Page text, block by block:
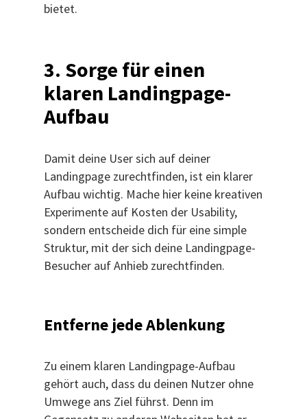
bietet.
3. Sorge für einen
klaren Landingpage-
Aufbau
Damit deine User sich auf deiner
Landingpage zurechtfinden, ist ein klarer
Aufbau wichtig. Mache hier keine kreativen
Experimente auf Kosten der Usability,
sondern entscheide dich für eine simple
Struktur, mit der sich deine Landingpage-
Besucher auf Anhieb zurechtfinden.
Entferne jede Ablenkung
Zu einem klaren Landingpage-Aufbau
gehört auch, dass du deinen Nutzer ohne
Umwege ans Ziel führst. Denn im